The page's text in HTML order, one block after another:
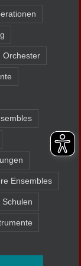
Orchester
Ensembles